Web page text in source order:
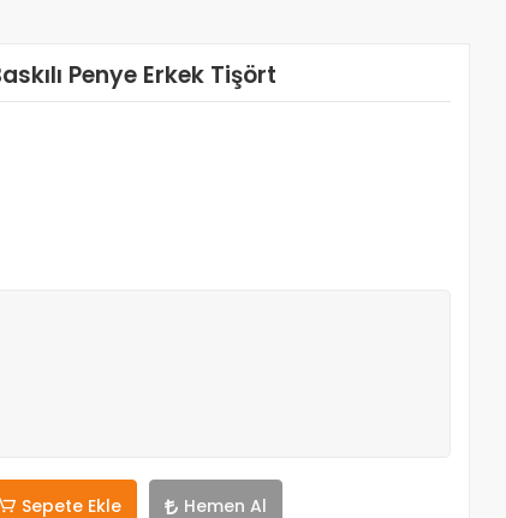
Penye Erkek Tişört
Sepete Ekle Hemen Al